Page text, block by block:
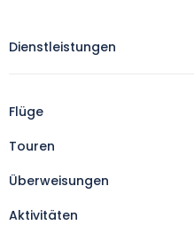
Dienstleistungen
Flüge
Touren
Überweisungen
Aktivitäten